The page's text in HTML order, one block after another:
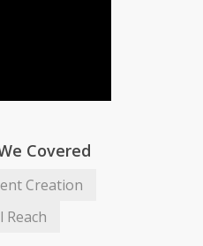
Covered
Creation
Reach